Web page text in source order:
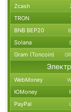
Zcash
TRON
BNB BEP20
Solana
Gram (Toncoin)
WebMoney
ЮMoney
PayPal